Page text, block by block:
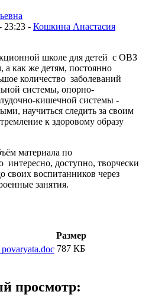
23:23 - Кошкина Анастасия
школе для детей с ОВЗ
а как же детям, постоянно
количество заболеваний
системы, опорно-
кишечной системы -
научиться следить за своим
к здоровому образу
материала по
доступно, творчески
своих воспитанников через
занятия.
Размер
787 КБ
просмотр: